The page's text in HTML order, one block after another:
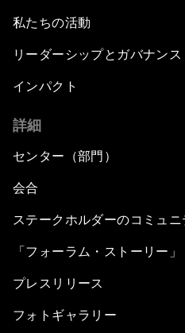
私たちの活動
リーダーシップとガバナンス
インパクト
詳細
センター（部門）
会合
ステークホルダーのコミュニ
「フォーラム・ストーリー」
プレスリリース
フォトギャラリー